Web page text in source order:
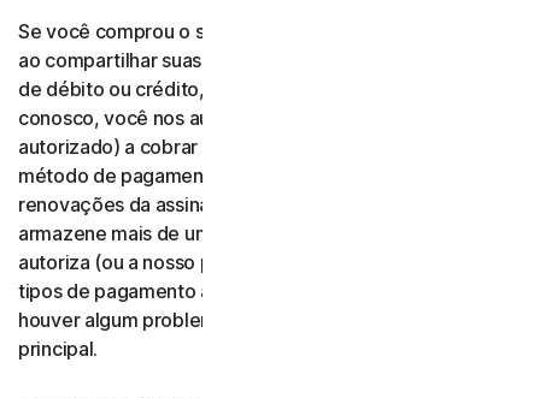
Se você comprou o software de nós e não de terceiros,
ao compartilhar suas informações de pagamento (cartão
de débito ou crédito, ou outro
conosco, você nos autoriza (ou a nosso parceiro
autorizado) a cobrar o valor inicial da compra de seu
método de pagamento, assim como quaisquer
renovações da assinatura. Caso você forneça e
armazene mais de um tipo de pagamento, você nos
autoriza (ou a nosso parceiro autorizado) a cobrar esses
tipos de pagamento alternativos automaticamente se
houver algum problema com seu tipo de pagamento
principal.